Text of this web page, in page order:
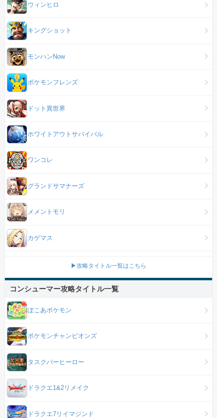
ウィンヒロ
キングショット
モンハンNow
ポケモンフレンズ
ドット異世界
ホワイトアウトサバイバル
ワンコレ
グランドサマナーズ
メメントモリ
カゲマス
▶攻略タイトル一覧はこちら
コンシューマー攻略タイトル一覧
ぽこあポケモン
ポケモンチャンピオンズ
タスクバーヒーロー
ドラクエ1&2リメイク
ドラクエ7リイマジンド